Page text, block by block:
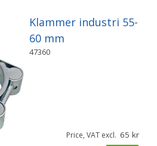
Klammer industri 55-
60 mm
47360
Price, VAT excl. 65